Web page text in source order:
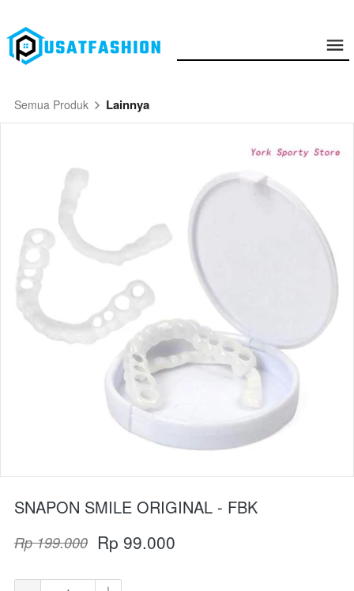
Semua Produk Lainnya
SNAPON SMILE ORIGINAL - FBK
Rp 199.000 Rp 99.000